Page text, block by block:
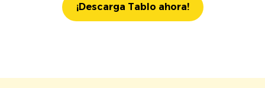
¡Descarga Tablo ahora!